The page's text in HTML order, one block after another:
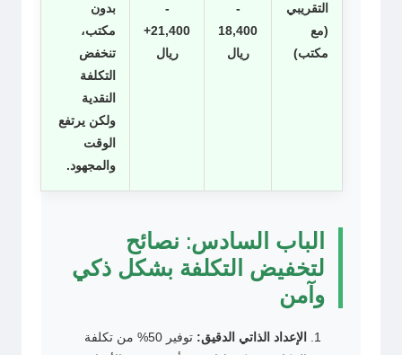
التقريبي
(مع
مكتب)
-
18,400
ريال
-
21,400+
ريال
بدون
مكتب،
تنخفض
التكلفة
النقدية
ولكن يرتفع
الوقت
والمجهود.
الباب السادس: نصائح
لتخفيض التكلفة بشكل ذكي
وآمن
الإعداد الذاتي الدقيق:
توفير 50% من تكلفة